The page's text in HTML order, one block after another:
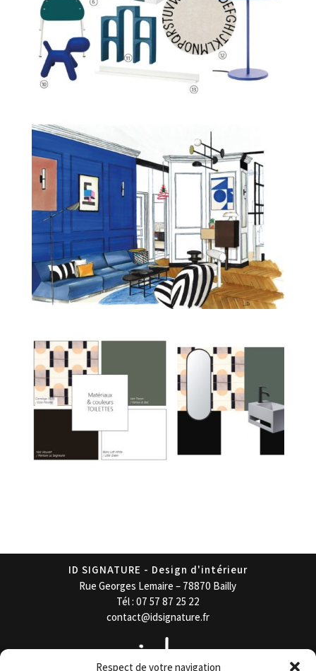
Respect de votre navigation
ID SIGNATURE - Design d'intérieur
Rue Georges Lemaire – 78870 Bailly
Tél : 07 57 87 25 22
contact@idsignature.fr